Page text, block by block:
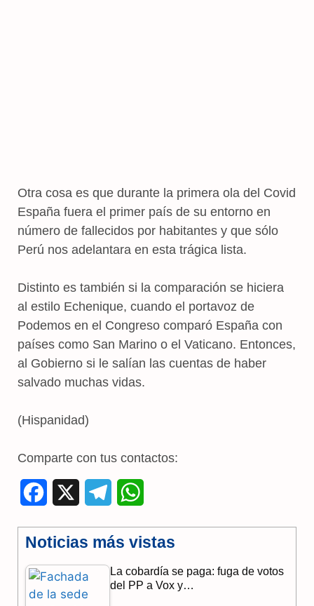
Otra cosa es que durante la primera ola del Covid
España fuera el primer país de su entorno en
número de fallecidos por habitantes y que sólo
Perú nos adelantara en esta trágica lista.
Distinto es también si la comparación se hiciera
al estilo Echenique, cuando el portavoz de
Podemos en el Congreso comparó España con
países como San Marino o el Vaticano. Entonces,
al Gobierno si le salían las cuentas de haber
salvado muchas vidas.
(Hispanidad)
Comparte con tus contactos:
c
e
b
l
e
a
t
Noticias más vistas
La cobardía se paga: fuga de votos
del PP a Vox y…